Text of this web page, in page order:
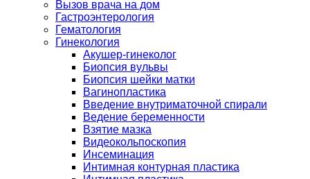
Вызов врача на дом
Гастроэнтерология
Гематология
Гинекология
Акушер-гинеколог
Биопсия вульвы
Биопсия шейки матки
Вагинопластика
Введение внутриматочной спирали
Ведение беременности
Взятие мазка
Видеокольпоскопия
Инсеминация
Интимная контурная пластика